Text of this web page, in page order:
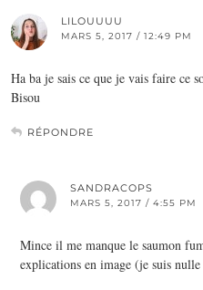
LILOUUUU
MARS 5, 2017 / 12:49 PM
Ha ba je sais ce que je vais faire ce
Bisou
RÉPONDRE
SANDRACOPS
MARS 5, 2017 / 4:55 PM
Mince il me manque le saumon
explications en image (je suis